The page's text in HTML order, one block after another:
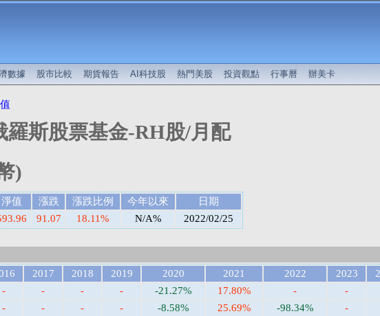
數據 股市比較 期貨報告 AI科技股 熱門美股 投資觀點 行事曆 辦美卡
羅斯股票基金-RH股/月配
)
淨值 漲跌 漲跌比例 今年以來
日期
91.07 18.11% N/A% 2022/02/25
2017 2018 2019 2020 2021 2022 2023
- - - - -21.27% 17.80% - -
- - - - -8.58% 25.69% -98.34% -